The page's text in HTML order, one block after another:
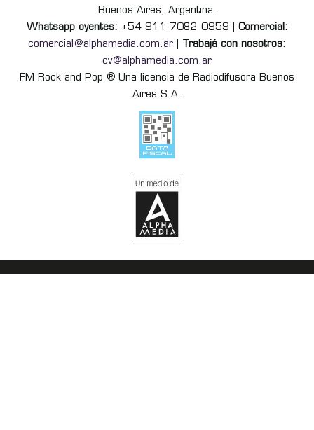
Buenos Aires, Argentina.
Whatsapp oyentes: +54 911 7082 0959 | Comercial:
comercial@alphamedia.com.ar
Trabajá con nosotros:
cv@alphamedia.com.ar
FM Rock and Pop ® Una licencia de Radiodifusora Buenos
Aires S.A.